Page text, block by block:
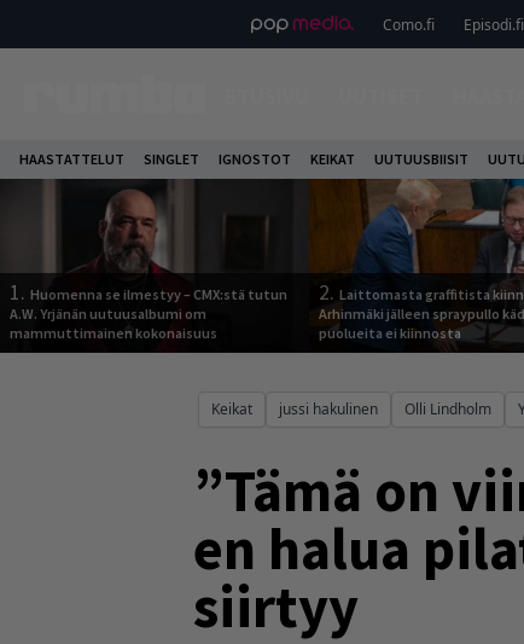
Como.fi Episodi.fi
HAASTATTELUT SINGLET IGNOSTOT KEIKAT UUTUUSBIISIT
1. Huomenna se ilmestyy – CMX:stä tutun
A.W. Yrjänän uutuusalbumi om
mammuttimainen kokonaisuus
2. Laittomasta graffitista
Arhinmäki jälleen spraypullo
puolueita ei kiinnosta
Keikat jussi hakulinen Olli Lindholm
”Tämä on
en halua
siirtyy